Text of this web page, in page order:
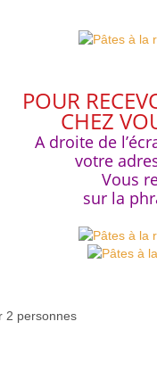
POUR
CHEZ
A droite de
votre
Vous
la phrase «
2 personnes